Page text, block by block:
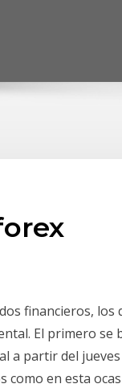
financieros,
El primero se
a partir del
como en esta